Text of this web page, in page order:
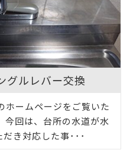
グルレバー交換
ホームページをご覧いた
今回は、台所の水道が水
き対応した事･･･